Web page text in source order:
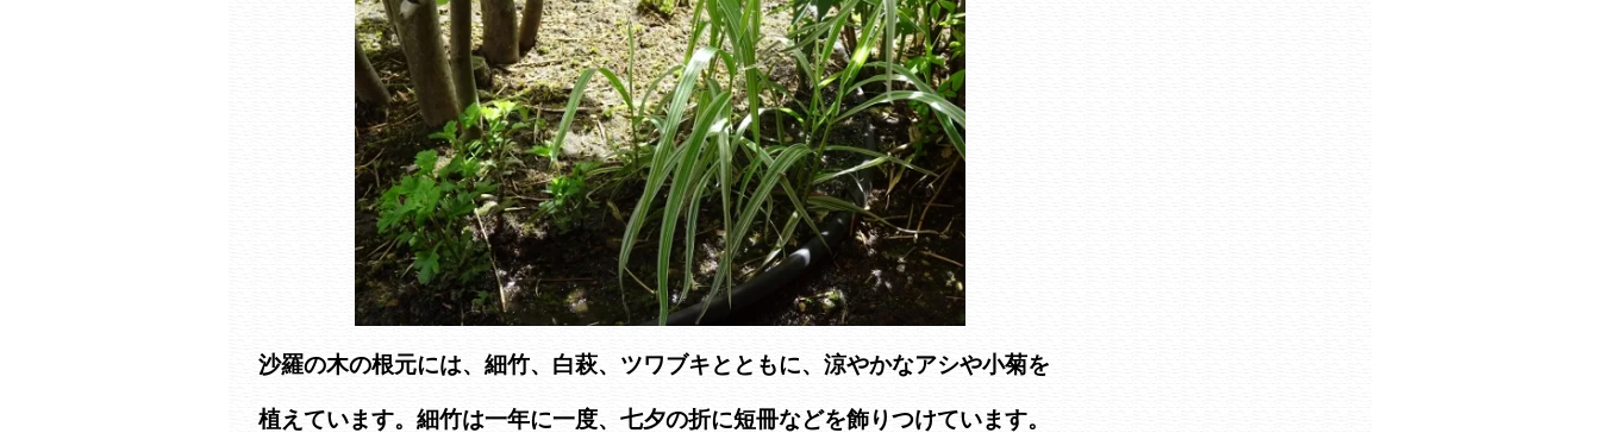
沙羅の木の根元には、細竹、白萩、ツワブキとともに、涼やかなアシや小菊を
植えています。細竹は一年に一度、七夕の折に短冊などを飾りつけています。